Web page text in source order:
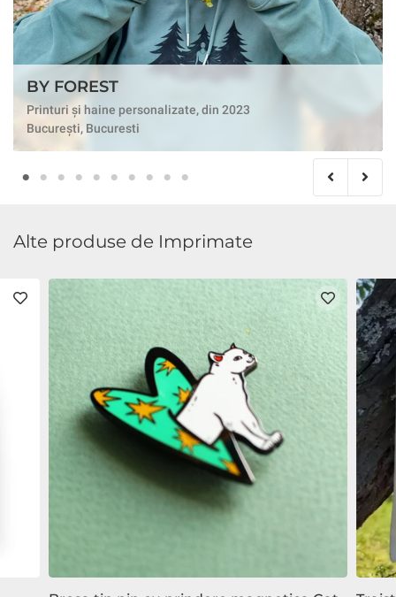
BY FOREST
Printuri și haine personalizate, din 2023
București, Bucuresti
Alte produse de Imprimate